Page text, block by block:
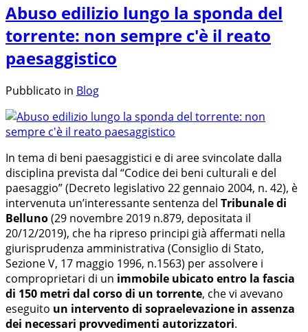
Abuso edilizio lungo la sponda del
torrente: non sempre c'è il reato
paesaggistico
Pubblicato in Blog
In tema di beni paesaggistici e di aree svincolate dalla
disciplina prevista dal “Codice dei beni culturali e del
paesaggio” (Decreto legislativo 22 gennaio 2004, n. 42), è
intervenuta un’interessante sentenza del Tribunale di
Belluno(29 novembre 2019 n.879, depositata il
20/12/2019), che ha ripreso principi già affermati nella
giurisprudenza amministrativa (Consiglio di Stato,
Sezione V, 17 maggio 1996, n.1563) per assolvere i
comproprietari di un immobile ubicato entro la fascia
di 150 metri dal corso di un torrente, che vi avevano
eseguito un intervento di sopraelevazione in assenza
dei necessari provvedimenti autorizzatori.